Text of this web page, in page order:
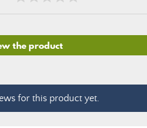
the product
for this product yet.